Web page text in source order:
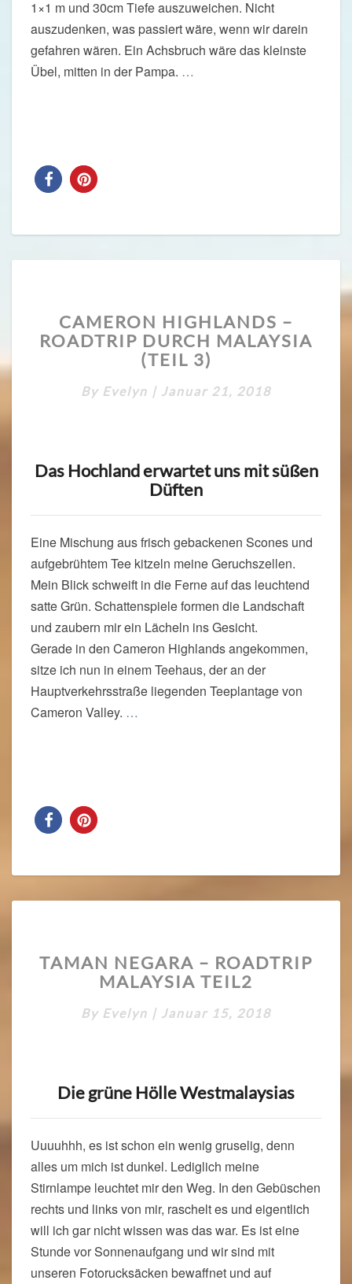
1×1 m und 30cm Tiefe auszuweichen. Nicht
auszudenken, was passiert wäre, wenn wir darein
gefahren wären. Ein Achsbruch wäre das kleinste
Übel, mitten in der Pampa. …
HIGHLANDS
–
ROADTRIP
DURCH
MALAYSIA
CAMERON HIGHLANDS –
ROADTRIP DURCH MALAYSIA
(TEIL 3)
By Evelyn | Januar 21, 2018
Das Hochland erwartet uns mit süßen
Düften
Eine Mischung aus frisch gebackenen Scones und
aufgebrühtem Tee kitzeln meine Geruchszellen.
Mein Blick schweift in die Ferne auf das leuchtend
satte Grün. Schattenspiele formen die Landschaft
und zaubern mir ein Lächeln ins Gesicht.
Gerade in den Cameron Highlands angekommen,
sitze ich nun in einem Teehaus, der an der
Hauptverkehrsstraße liegenden Teeplantage von
Cameron Valley. …
NEGARA
–
MALAYSIA
TAMAN NEGARA – ROADTRIP
MALAYSIA TEIL2
By Evelyn | Januar 15, 2018
Die grüne Hölle Westmalaysias
Uuuuhhh, es ist schon ein wenig gruselig, denn
alles um mich ist dunkel. Lediglich meine
Stirnlampe leuchtet mir den Weg. In den Gebüschen
rechts und links von mir, raschelt es und eigentlich
will ich gar nicht wissen was das war. Es ist eine
Stunde vor Sonnenaufgang und wir sind mit
unseren Fotorucksäcken bewaffnet und auf